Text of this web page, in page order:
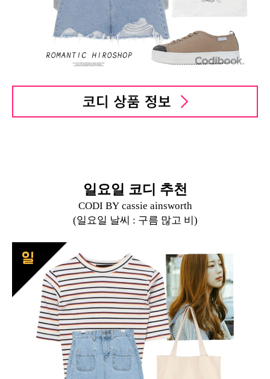
일요일 코디 추천
CODI BY cassie ainsworth
(일요일 날씨 : 구름 많고 비)